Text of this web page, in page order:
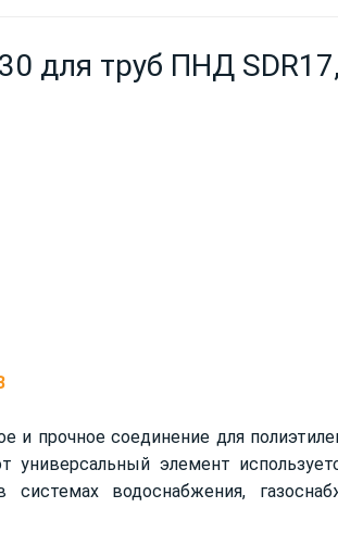
для труб ПНД
и прочное соединение для
элемент
водоснабжения,